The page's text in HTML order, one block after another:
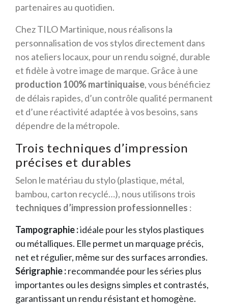
partenaires au quotidien.
Chez TILO Martinique, nous réalisons la
personnalisation de vos stylos directement dans
nos ateliers locaux, pour un rendu soigné, durable
et fidèle à votre image de marque. Grâce à une
production 100% martiniquaise, vous bénéficiez
de délais rapides, d’un contrôle qualité permanent
et d’une réactivité adaptée à vos besoins, sans
dépendre de la métropole.
Trois techniques d’impression
précises et durables
Selon le matériau du stylo (plastique, métal,
bambou, carton recyclé…), nous utilisons trois
techniques d’impression professionnelles :
Tampographie :idéale pour les stylos plastiques
ou métalliques. Elle permet un marquage précis,
net et régulier, même sur des surfaces arrondies.
Sérigraphie :recommandée pour les séries plus
importantes ou les designs simples et contrastés,
garantissant un rendu résistant et homogène.